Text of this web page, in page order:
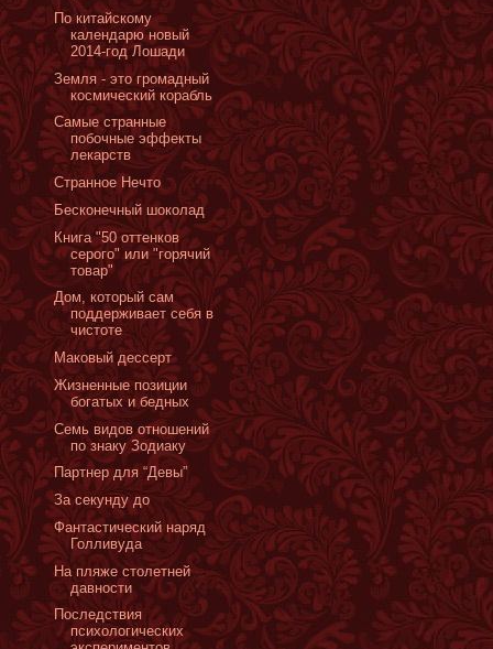
По китайскому
календарю новый
2014-год Лошади
Земля - это громадный
космический корабль
Самые странные
побочные эффекты
лекарств
Странное Нечто
Бесконечный шоколад
Книга "50 оттенков
серого" или "горячий
товар"
Дом, который сам
поддерживает себя в
чистоте
Маковый дессерт
Жизненные позиции
богатых и бедных
Семь видов отношений
по знаку Зодиаку
Партнер для “Девы”
За секунду до
Фантастический наряд
Голливуда
На пляже столетней
давности
Последствия
психологических